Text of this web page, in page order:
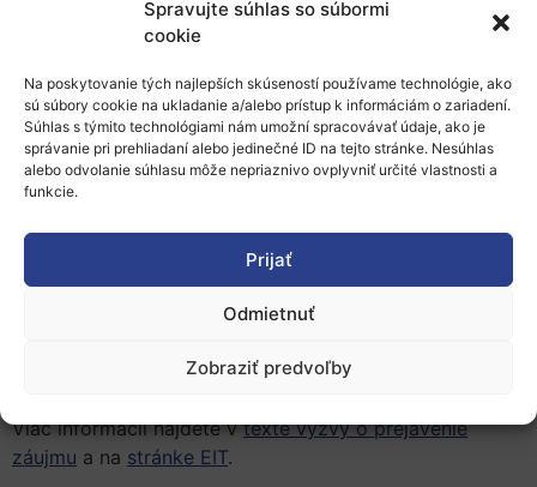
Spravujte súhlas so súbormi
cookie
Na poskytovanie tých najlepších skúseností používame technológie, ako
sú súbory cookie na ukladanie a/alebo prístup k informáciám o zariadení.
Súhlas s týmito technológiami nám umožní spracovávať údaje, ako je
správanie pri prehliadaní alebo jedinečné ID na tejto stránke. Nesúhlas
alebo odvolanie súhlasu môže nepriaznivo ovplyvniť určité vlastnosti a
funkcie.
Prijať
Odmietnuť
Zobraziť predvoľby
pripraví užší zoznam kandidátov, ktorí budú navrhnutí
za nových členov. Správna rada EIT posúdi a schváli
užší zoznam a postúpi ho Európskej komisii. Noví
členovia správnej rady budú vymenovaní rozhodnutím
Komisie.
EITumožňuje inovátorom a podnikateľom v celej
globálnych problémov, ako sú potravinové systémy,
Inštitút stimuluje inovácie
znalostných a inovačných spoločenstiev
vzdelávania a výskumné centrá.
Viac informácií nájdete vtexte výzvy o prejavenie
záujmu a na stránke EIT.